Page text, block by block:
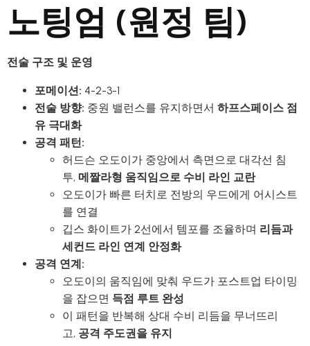
노팅엄 (원정 팀)
전술 구조 및 운영
포메이션: 4-2-3-1
전술 방향: 중원 밸런스를 유지하면서 하프스페이스 점
유 극대화
공격 패턴:
허드슨 오도이가 중앙에서 측면으로 대각선 침
투, 메짤라형 움직임으로 수비 라인 교란
오도이가 빠른 터치로 전방의 우드에게 어시스트
를 연결
깁스 화이트가 2선에서 템포를 조율하며 리듬과
세컨드 라인 연계 안정화
공격 연계:
오도이의 움직임에 맞춰 우드가 포스트업 타이밍
을 잡으면 득점 루트 완성
이 패턴을 반복해 상대 수비 리듬을 무너뜨리
고, 공격 주도권을 유지